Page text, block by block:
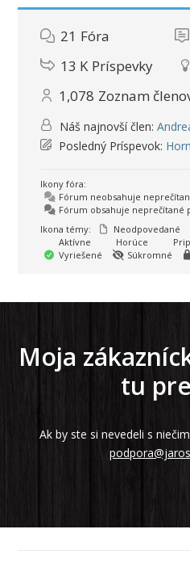
21 Fóra
13 K Príspevky
1,078 Zoznam
Náš najnovší člen:
Posledný Príspevok:
Ikony fóra:
Fórum neobsahuje
Fórum obsahuje neprečítané
Ikona témy:
Neodpovedané
Aktívne
Horúce
Vyriešené
Súkromné
Moja
tu
Ak by ste si nevedeli s